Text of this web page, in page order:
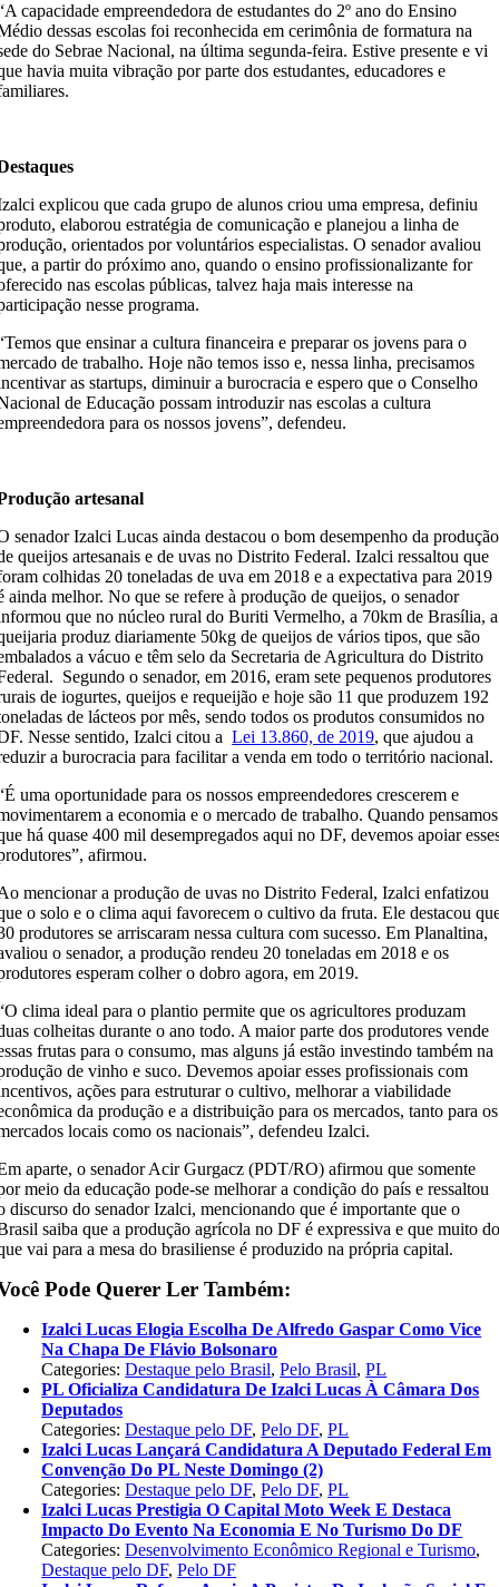
capacidade empreendedora de estudantes do 2º ano do Ensino
dessas escolas foi reconhecida em cerimônia de formatura na
do Sebrae Nacional, na última segunda-feira. Estive presente e vi
havia muita vibração por parte dos estudantes, educadores e
explicou que cada grupo de alunos criou uma empresa, definiu
elaborou estratégia de comunicação e planejou a linha de
orientados por voluntários especialistas. O senador avaliou
a partir do próximo ano, quando o ensino profissionalizante for
nas escolas públicas, talvez haja mais interesse na
nesse programa.
que ensinar a cultura financeira e preparar os jovens para o
de trabalho. Hoje não temos isso e, nessa linha, precisamos
as startups, diminuir a burocracia e espero que o Conselho
de Educação possam introduzir nas escolas a cultura
para os nossos jovens”, defendeu.
artesanal
senador Izalci Lucas ainda destacou o bom desempenho da produção
queijos artesanais e de uvas no Distrito Federal. Izalci ressaltou que
colhidas 20 toneladas de uva em 2018 e a expectativa para 2019
ainda melhor. No que se refere à produção de queijos, o senador
que no núcleo rural do Buriti Vermelho, a 70km de Brasília, a
produz diariamente 50kg de queijos de vários tipos, que são
a vácuo e têm selo da Secretaria de Agricultura do Distrito
Segundo o senador, em 2016, eram sete pequenos produtores
de iogurtes, queijos e requeijão e hoje são 11 que produzem 192
de lácteos por mês, sendo todos os produtos consumidos no
Nesse sentido, Izalci citou aLei 13.860, de 2019, que ajudou a
a burocracia para facilitar a venda em todo o território nacional.
uma oportunidade para os nossos empreendedores crescerem e
a economia e o mercado de trabalho. Quando pensamos
há quase 400 mil desempregados aqui no DF, devemos apoiar
afirmou.
mencionar a produção de uvas no Distrito Federal, Izalci enfatizou
o solo e o clima aqui favorecem o cultivo da fruta. Ele destacou
produtores se arriscaram nessa cultura com sucesso. Em Planaltina,
o senador, a produção rendeu 20 toneladas em 2018 e os
esperam colher o dobro agora, em 2019.
clima ideal para o plantio permite que os agricultores produzam
colheitas durante o ano todo. A maior parte dos produtores vende
frutas para o consumo, mas alguns já estão investindo também na
de vinho e suco. Devemos apoiar esses profissionais com
ações para estruturar o cultivo, melhorar a viabilidade
da produção e a distribuição para os mercados, tanto para os
locais como os nacionais”, defendeu Izalci.
aparte, o senador Acir Gurgacz (PDT/RO) afirmou que somente
meio da educação pode-se melhorar a condição do país e ressaltou
discurso do senador Izalci, mencionando que é importante que o
saiba que a produção agrícola no DF é expressiva e que muito
vai para a mesa do brasiliense é produzido na própria capital.
Pode Querer Ler Também:
Izalci Lucas Elogia Escolha De Alfredo Gaspar Como Vice
Na Chapa De Flávio Bolsonaro
Categories:Destaque pelo Brasil,Pelo Brasil,PL
PL Oficializa Candidatura De Izalci Lucas À Câmara Dos
Deputados
Categories:Destaque pelo DF,Pelo DF,PL
Izalci Lucas Lançará Candidatura A Deputado Federal Em
Convenção Do PL Neste Domingo (2)
Categories:Destaque pelo DF,Pelo DF,PL
Izalci Lucas Prestigia O Capital Moto Week E Destaca
Impacto Do Evento Na Economia E No Turismo Do DF
Categories:Desenvolvimento Econômico Regional e Turismo,
Destaque pelo DF,Pelo DF